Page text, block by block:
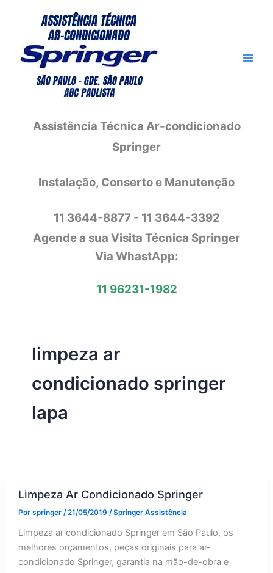
conteúdo
Assistência Técnica Ar-condicionado
Springer
Instalação, Conserto e Manutenção
11 3644-8877 - 11 3644-3392
Agende a sua Visita Técnica Springer
Via WhastApp:
11 96231-1982
limpeza ar
condicionado springer
lapa
Limpeza Ar Condicionado Springer
Por springer /21/05/2019 /Springer Assistência
Limpeza ar condicionado Springer em São Paulo, os
melhores orçamentos, peças originais para ar-
condicionado Springer, garantia na mão-de-obra e